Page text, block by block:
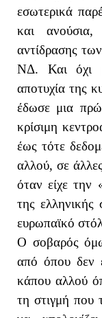
εσωτερικά
και
αντίδρασης
ΝΔ. Και όχι
αποτυχία της
έδωσε μια
κρίσιμη
έως τότε
αλλού, σε
όταν είχε την
της
ευρωπαϊκό
Ο σοβαρός
από όπου δεν
κάπου αλλού
τη στιγμή που